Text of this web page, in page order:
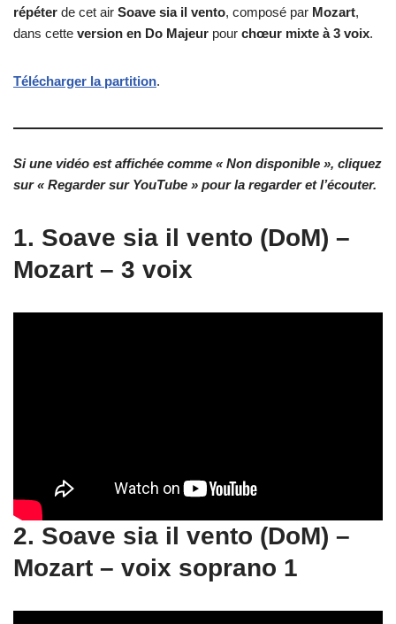
répéter de cet air Soave sia il vento, composé par Mozart,
dans cette version en Do Majeur pour chœur mixte à 3 voix.
Télécharger la partition.
Si une vidéo est affichée comme « Non disponible », cliquez
sur « Regarder sur YouTube » pour la regarder et l’écouter.
1. Soave sia il vento (DoM) –
Mozart – 3 voix
2. Soave sia il vento (DoM) –
Mozart – voix soprano 1